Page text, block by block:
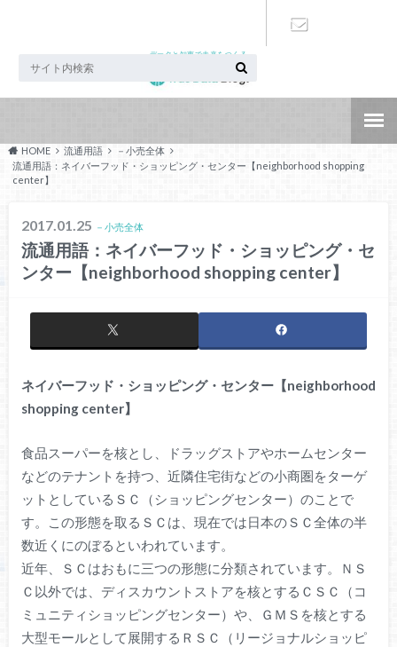
データと知恵で未来をつくる
HOME 流通用語
－小売全体
流通用語：ネイバーフッド・ショッピング・センター【neighborhood shopping
center】
2017.01.25 －小売全体
流通用語：ネイバーフッド・ショッピング・セ
ンター【neighborhood shopping center】
ネイバーフッド・ショッピング・センター【neighborhood
shopping center】
食品スーパーを核とし、ドラッグストアやホームセンター
などのテナントを持つ、近隣住宅街などの小商圏をターゲ
ットとしているＳＣ（ショッピングセンター）のことで
す。この形態を取るＳＣは、現在では日本のＳＣ全体の半
数近くにのぼるといわれています。
近年、ＳＣはおもに三つの形態に分類されています。ＮＳ
Ｃ以外では、ディスカウントストアを核とするＣＳＣ（コ
ミュニティショッピングセンター）や、ＧＭＳを核とする
大型モールとして展開するＲＳＣ（リージョナルショッピ